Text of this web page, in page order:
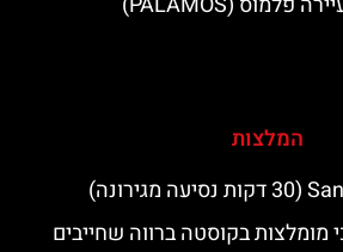
המלצות
מומלצות בקוסטה ברווה שחייבים